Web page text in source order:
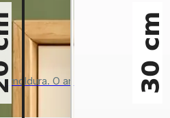
moldura. O antes e o depois.